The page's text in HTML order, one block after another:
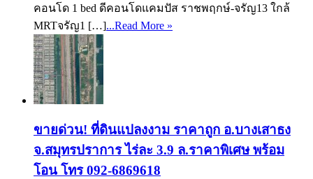
คอนโด 1 bed ดีคอนโดแคมปัส ราชพฤกษ์-จรัญ13 ใกล้
MRTจรัญ1 […]...Read More »
ขายด่วน! ที่ดินแปลงงาม ราคาถูก อ.บางเสาธง
จ.สมุทรปราการ ไร่ละ 3.9 ล.ราคาพิเศษ พร้อม
โอน โทร 092-6869618